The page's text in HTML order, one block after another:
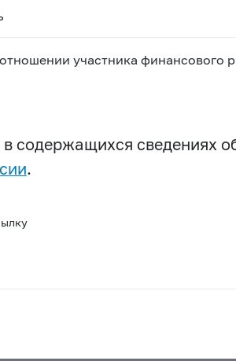
участника финансового
в содержащихся сведениях
.